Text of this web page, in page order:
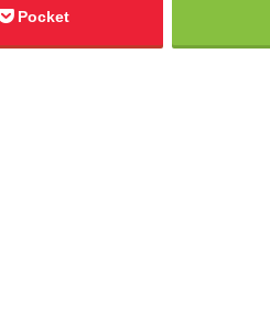
Pocket